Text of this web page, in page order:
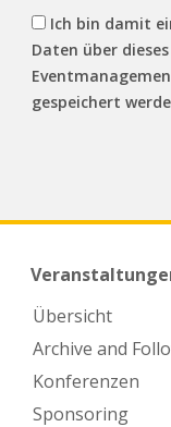
Ich bin damit
Daten über dieses
gespeichert
Übersicht
Archive and
Konferenzen
Sponsoring